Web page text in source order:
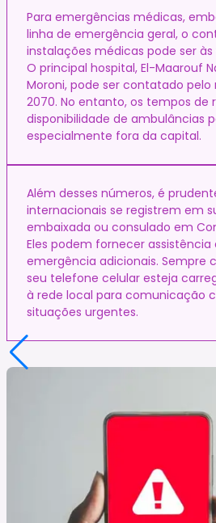
Para emergências médicas,
linha de emergência geral, o
instalações médicas pode ser
O principal hospital, El-Maarouf
Moroni, pode ser contatado
2070. No entanto, os tempos de
disponibilidade de ambulâncias
especialmente fora da capital.
Além desses números, é
internacionais se registrem em
embaixada ou consulado em
Eles podem fornecer
emergência adicionais. Sempre
seu telefone celular esteja
à rede local para comunicação
situações urgentes.